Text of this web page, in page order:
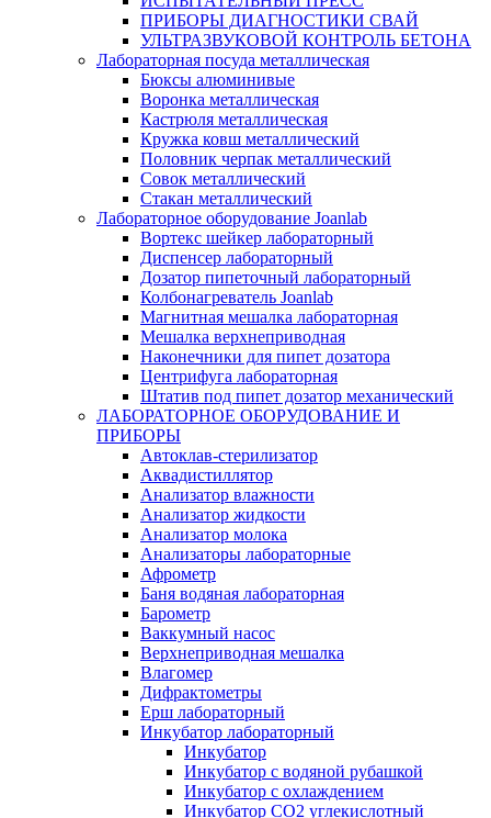
ПРИБОРЫ ДИАГНОСТИКИ СВАЙ
УЛЬТРАЗВУКОВОЙ КОНТРОЛЬ БЕТОНА
Лабораторная посуда металлическая
Бюксы алюминивые
Воронка металлическая
Кастрюля металлическая
Кружка ковш металлический
Половник черпак металлический
Совок металлический
Стакан металлический
Лабораторное оборудование Joanlab
Вортекс шейкер лабораторный
Диспенсер лабораторный
Дозатор пипеточный лабораторный
Колбонагреватель Joanlab
Магнитная мешалка лабораторная
Мешалка верхнеприводная
Наконечники для пипет дозатора
Центрифуга лабораторная
Штатив под пипет дозатор механический
ЛАБОРАТОРНОЕ ОБОРУДОВАНИЕ И
ПРИБОРЫ
Автоклав-стерилизатор
Аквадистиллятор
Анализатор влажности
Анализатор жидкости
Анализатор молока
Анализаторы лабораторные
Афрометр
Баня водяная лабораторная
Барометр
Ваккумный насос
Верхнеприводная мешалка
Влагомер
Дифрактометры
Ерш лабораторный
Инкубатор лабораторный
Инкубатор
Инкубатор с водяной рубашкой
Инкубатор с охлаждением
Инкубатор СО2 углекислотный